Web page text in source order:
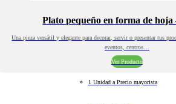
Plato pequeño en forma de hoja
Una pieza versátil y elegante para decorar, servir o presentar tus
eventos, centros…
Ver Producto
1 Unidad a Precio mayorista